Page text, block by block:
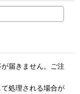
届きません。ご注
処理される場合が